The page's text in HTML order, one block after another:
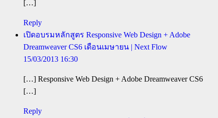
[…]
Reply
เปิดอบรมหลักสูตร Responsive Web Design + Adobe
Dreamweaver CS6 เดือนเมษายน | Next Flow
15/03/2013 16:30
[…] Responsive Web Design + Adobe Dreamweaver CS6
[…]
Reply